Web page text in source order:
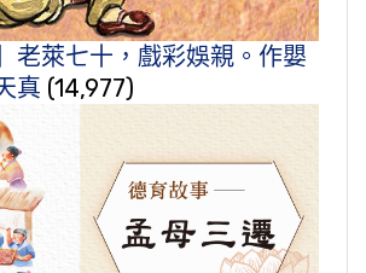
老萊七十，戲彩娛親。作嬰
真 (14,977)